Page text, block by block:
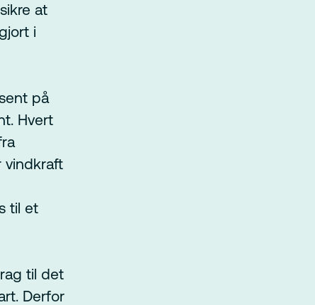
at
i
på
Hvert
vindkraft
til et
til det
Derfor